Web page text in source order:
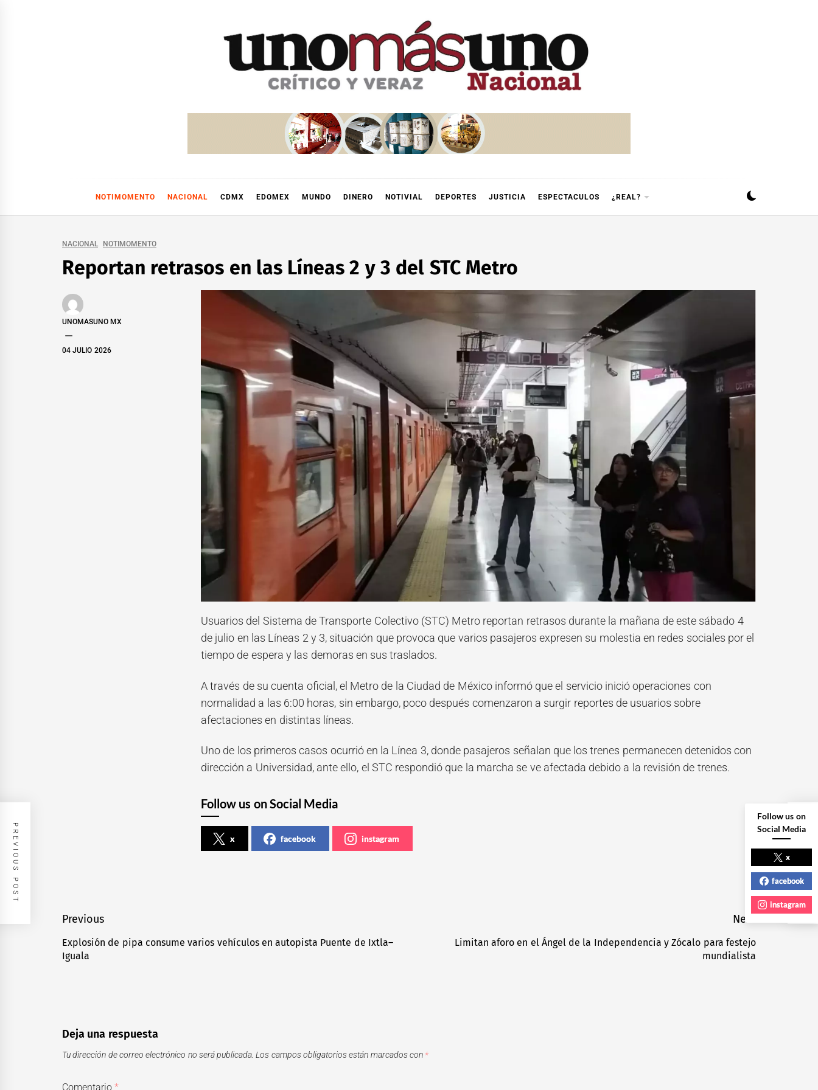
NOTIMOMENTO NACIONAL CDMX EDOMEX MUNDO DINERO NOTIVIAL DEPORTES JUSTICIA ESPECTACULOS ¿REAL?
NACIONAL NOTIMOMENTO
Reportan retrasos en las Líneas 2 y 3 del STC Metro
UNOMASUNO MX
04 JULIO 2026
Usuarios del Sistema de Transporte Colectivo (STC) Metro reportan retrasos durante la mañana de este sábado 4
de julio en las Líneas 2 y 3, situación que provoca que varios pasajeros expresen su molestia en redes sociales por el
tiempo de espera y las demoras en sus traslados.
A través de su cuenta oficial, el Metro de la Ciudad de México informó que el servicio inició operaciones con
normalidad a las 6:00 horas, sin embargo, poco después comenzaron a surgir reportes de usuarios sobre
afectaciones en distintas líneas.
Uno de los primeros casos ocurrió en la Línea 3, donde pasajeros señalan que los trenes permanecen detenidos con
dirección a Universidad, ante ello, el STC respondió que la marcha se ve afectada debido a la revisión de trenes.
Follow us on Social Media
x facebook instagram
Navegación
de
entradas
Previous
Previous
post:
Explosión de pipa consume varios vehículos en autopista Puente de Ixtla–
Iguala
Next
Next
Limitan aforo en el Ángel de la Independencia y Zócalo para festejo
mundialista
PREVIOUS POST NEXT POST
Deja una respuesta
Tu dirección de correo electrónico no será publicada. Los campos obligatorios están marcados con *
Comentario*
Follow us on
Social Media
x
facebook
instagram